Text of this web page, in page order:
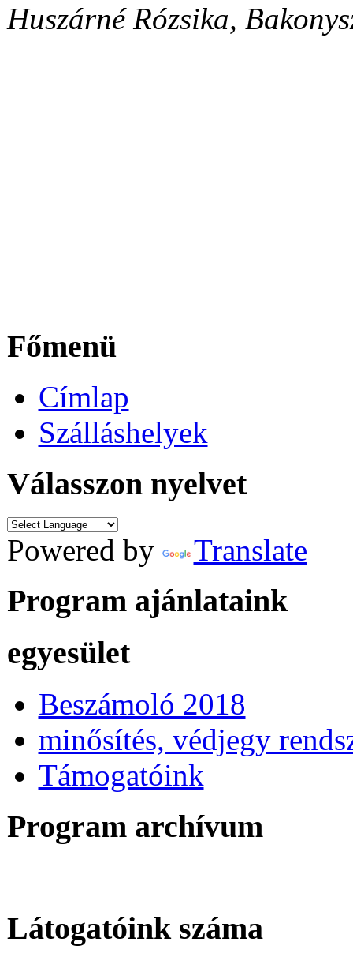
Huszárné Rózsika,
Főmenü
Címlap
Szálláshelyek
Válasszon nyelvet
Powered by Translate
Program ajánlataink
egyesület
Beszámoló 2018
minősítés, védjegy
Támogatóink
Program archívum
Látogatóink száma